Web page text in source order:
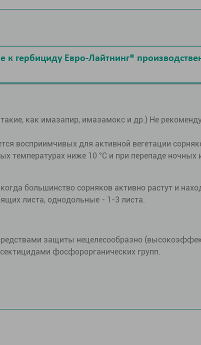
к гербициду Евро-Лайтнинг®
как имазапир, имазамокс и др.) Не
восприимчивых для активной вегетации
температурах ниже 10 °С и при перепаде ночных
большинство сорняков активно растут и
листа, однодольные - 1-3 листа.
защиты нецелесообразно
фосфорорганических групп.